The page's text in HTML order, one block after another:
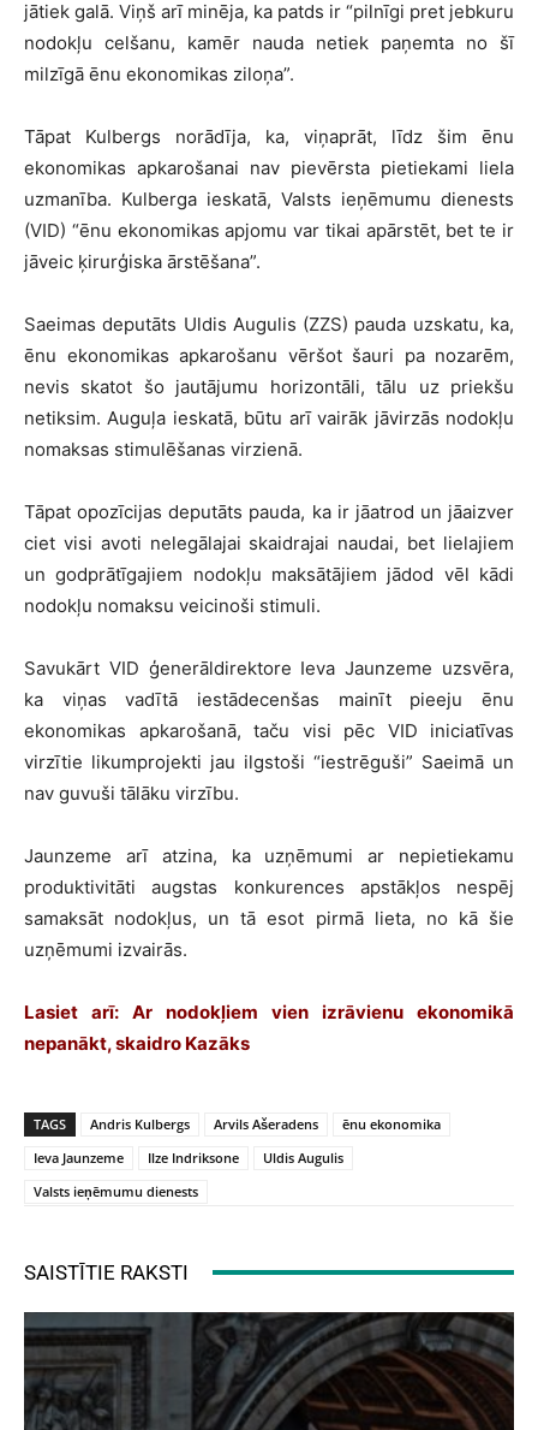
jātiek galā. Viņš arī minēja, ka patds ir “pilnīgi pret jebkuru
nodokļu celšanu, kamēr nauda netiek paņemta no šī
milzīgā ēnu ekonomikas ziloņa”.
Tāpat Kulbergs norādīja, ka, viņaprāt, līdz šim ēnu
ekonomikas apkarošanai nav pievērsta pietiekami liela
uzmanība. Kulberga ieskatā, Valsts ieņēmumu dienests
(VID) “ēnu ekonomikas apjomu var tikai apārstēt, bet te ir
jāveic ķirurģiska ārstēšana”.
Saeimas deputāts Uldis Augulis (ZZS) pauda uzskatu, ka,
ēnu ekonomikas apkarošanu vēršot šauri pa nozarēm,
nevis skatot šo jautājumu horizontāli, tālu uz priekšu
netiksim. Auguļa ieskatā, būtu arī vairāk jāvirzās nodokļu
nomaksas stimulēšanas virzienā.
Tāpat opozīcijas deputāts pauda, ka ir jāatrod un jāaizver
ciet visi avoti nelegālajai skaidrajai naudai, bet lielajiem
un godprātīgajiem nodokļu maksātājiem jādod vēl kādi
nodokļu nomaksu veicinoši stimuli.
Savukārt VID ģenerāldirektore Ieva Jaunzeme uzsvēra,
ka viņas vadītā iestādecenšas mainīt pieeju ēnu
ekonomikas apkarošanā, taču visi pēc VID iniciatīvas
virzītie likumprojekti jau ilgstoši “iestrēguši” Saeimā un
nav guvuši tālāku virzību.
Jaunzeme arī atzina, ka uzņēmumi ar nepietiekamu
produktivitāti augstas konkurences apstākļos nespēj
samaksāt nodokļus, un tā esot pirmā lieta, no kā šie
uzņēmumi izvairās.
Lasiet arī: Ar nodokļiem vien izrāvienu ekonomikā
nepanākt, skaidro Kazāks
TAGS Andris Kulbergs Arvils Ašeradens
ēnu ekonomika
Ieva Jaunzeme
Ilze Indriksone
Uldis Augulis
Valsts ieņēmumu dienests
SAISTĪTIE RAKSTI